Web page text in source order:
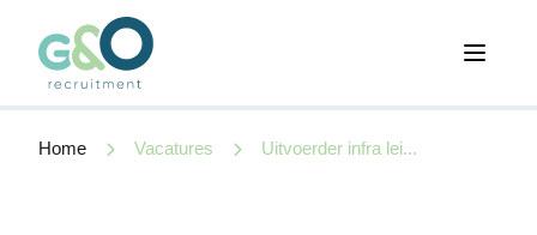
Open
Home Vacatures Uitvoerder infra lei...